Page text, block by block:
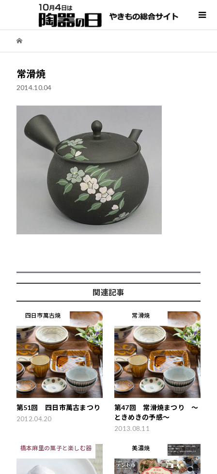
常滑焼
2014.10.04
関連記事
四日市萬古焼
第51回 四日市萬古まつり
2012.04.20
常滑焼
第47回 常滑焼まつり ～
ときめきの予感～
2013.08.11
橋本麻里の菓子と楽しむ器 美濃焼